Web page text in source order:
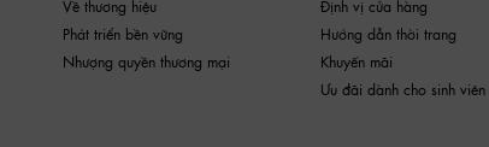
Về thương hiệu
Phát triển bền vững
Nhượng quyền thương mại
Định vị cửa hàng
Hướng dẫn thời trang
Khuyến mãi
Ưu đãi dành cho sinh viên